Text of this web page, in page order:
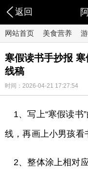
返回
网站首页 美食营养
寒假读书手抄报
线稿
时间：2026-04-21 17:27:54
1、写上“寒假读书
线，再画上小男孩看
2、整体涂上相对